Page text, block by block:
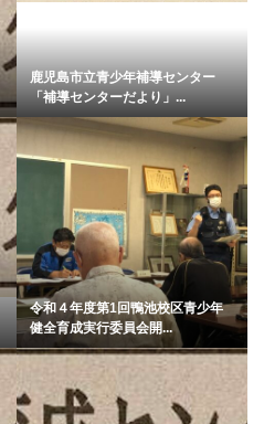
鹿児島市立青少年補導センター
「補導センターだより」...
令和４年度第1回鴨池校区青少年
健全育成実行委員会開...